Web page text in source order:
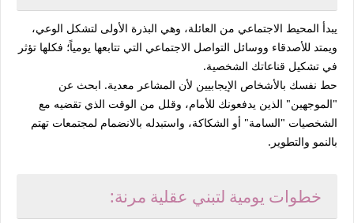
يبدأ المحيط الاجتماعي من العائلة، وهي البذرة الأولى لتشكل الوعي،
ويمتد للأصدقاء ووسائل التواصل الاجتماعي التي تتابعها يومياً؛ فكلها تؤثر
في تشكيل قناعاتك الشخصية.
حط نفسك بالأشخاص الإيجابيين لأن المشاعر معدية. ابحث عن
"الموجهين" الذين يدفعونك للأمام، وقلل من الوقت الذي تقضيه مع
الشخصيات "السامة" أو الشكاكة، واستبدله بالانضمام لمجتمعات تهتم
بالنمو والتطوير.
خطوات يومية لتبني عقلية مرنة: